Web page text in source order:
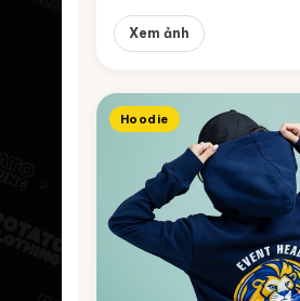
Xem ảnh
Hoodie